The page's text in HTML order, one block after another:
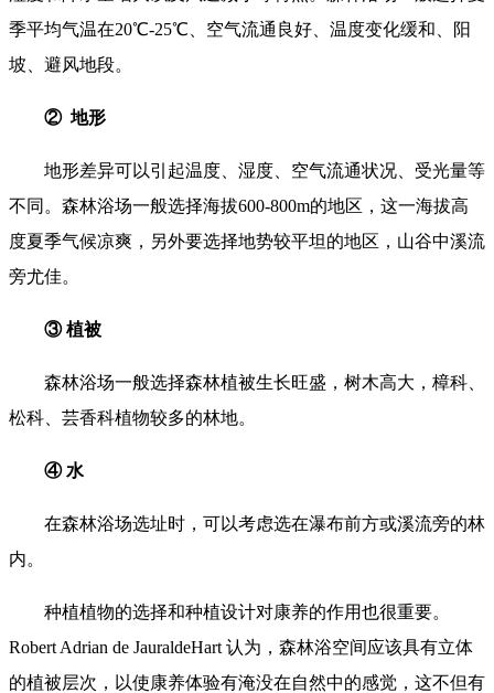
季平均气温在20℃-25℃、空气流通良好、温度变化缓和、阳
坡、避风地段。
② 地形
地形差异可以引起温度、湿度、空气流通状况、受光量等
不同。森林浴场一般选择海拔600-800m的地区，这一海拔高
度夏季气候凉爽，另外要选择地势较平坦的地区，山谷中溪流
旁尤佳。
③ 植被
森林浴场一般选择森林植被生长旺盛，树木高大，樟科、
松科、芸香科植物较多的林地。
④ 水
在森林浴场选址时，可以考虑选在瀑布前方或溪流旁的林
内。
种植植物的选择和种植设计对康养的作用也很重要。
Robert Adrian de JauraldeHart 认为，森林浴空间应该具有立体
的植被层次，以使康养体验有淹没在自然中的感觉，这不但有